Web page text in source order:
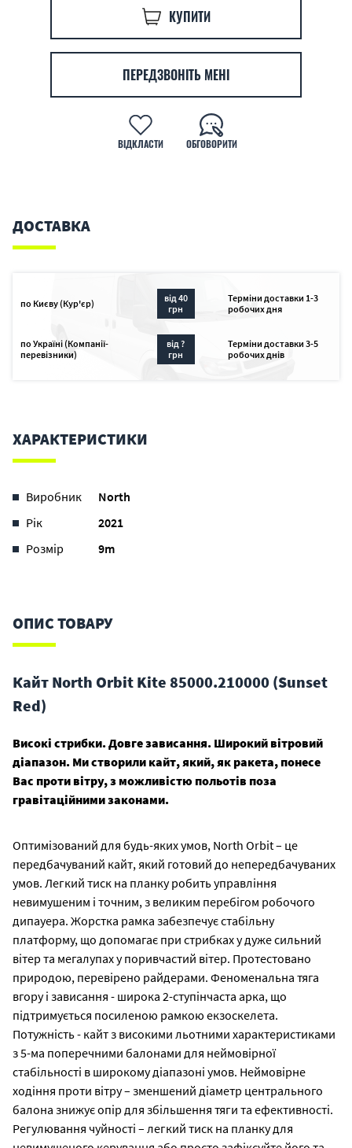
КУПИТИ
ПЕРЕДЗВОНІТЬ МЕНІ
ВІДКЛАСТИ ОБГОВОРИТИ
ДОСТАВКА
по Києву (Кур'єр)
від 40
грн
Терміни доставки 1-3
робочих дня
по Україні (Компанії-
перевізники)
від ?
грн
Терміни доставки 3-5
робочих днів
ХАРАКТЕРИСТИКИ
Виробник
North
Рік
2021
Розмір
9m
ОПИС ТОВАРУ
Кайт North Orbit Kite 85000.210000 (Sunset
Red)
Високі стрибки. Довге зависання. Широкий вітровий
діапазон. Ми створили кайт, який, як ракета, понесе
Вас проти вітру, з можливістю польотів поза
гравітаційними законами.
Оптимізований для будь-яких умов, North Orbit – це
передбачуваний кайт, який готовий до непередбачуваних
умов. Легкий тиск на планку робить управління
невимушеним і точним, з великим перебігом робочого
дипауера. Жорстка рамка забезпечує стабільну
платформу, що допомагає при стрибках у дуже сильний
вітер та мегалупах у поривчастий вітер. Протестовано
природою, перевірено райдерами. Феноменальна тяга
вгору і зависання - широка 2-ступінчаста арка, що
підтримується посиленою рамкою екзоскелета.
Потужність - кайт з високими льотними характеристиками
з 5-ма поперечними балонами для неймовірної
стабільності в широкому діапазоні умов. Неймовірне
ходіння проти вітру – зменшений діаметр центрального
балона знижує опір для збільшення тяги та ефективності.
Регулювання чуйності – легкий тиск на планку для